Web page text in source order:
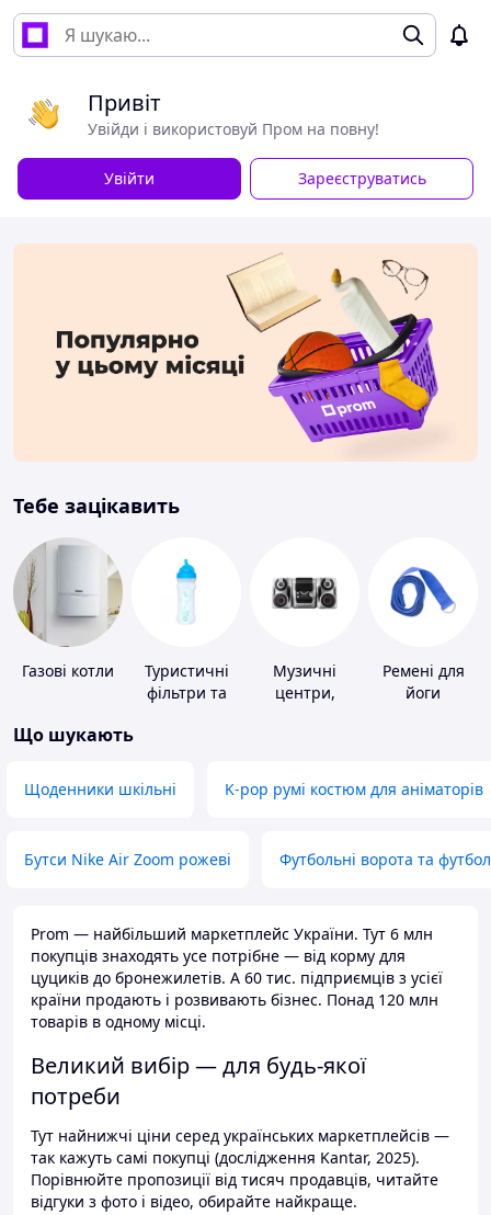
Привіт
Увійди і використовуй Пром на повну!
Увійти Зареєструватись
Тебе зацікавить
Газові котли
Туристичні
фільтри та
Музичні
центри,
Ремені для
йоги
Що шукають
Щоденники шкільні K-pop румі костюм для аніматорів
Бутси Nike Air Zoom рожеві Футбольні ворота та
Prom — найбільший маркетплейс України. Тут 6 млн
покупців знаходять усе потрібне — від корму для
цуциків до бронежилетів. А 60 тис. підприємців з усієї
країни продають і розвивають бізнес. Понад 120 млн
товарів в одному місці.
Великий вибір — для будь-якої
потреби
Тут найнижчі ціни серед українських маркетплейсів —
так кажуть самі покупці (дослідження Kantar, 2025).
Порівнюйте пропозиції від тисяч продавців, читайте
відгуки з фото і відео, обирайте найкраще.